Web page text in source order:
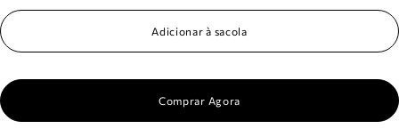
Adicionar à sacola
Comprar Agora